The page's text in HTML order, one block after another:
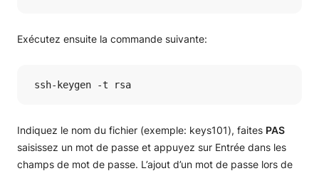
Exécutez ensuite la commande suivante:
ssh-keygen -t rsa
Indiquez le nom du fichier (exemple: keys101), faites PAS
saisissez un mot de passe et appuyez sur Entrée dans les
champs de mot de passe. L’ajout d’un mot de passe lors de